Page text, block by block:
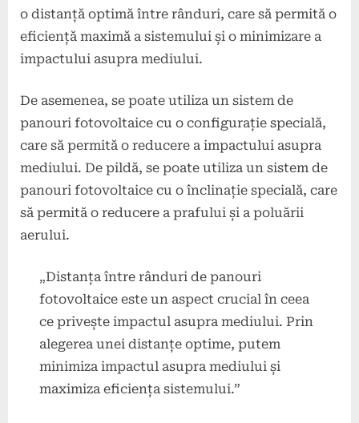
o distanță optimă între rânduri, care să permită o
eficiență maximă a sistemului și o minimizare a
impactului asupra mediului.
De asemenea, se poate utiliza un sistem de
panouri fotovoltaice cu o configurație specială,
care să permită o reducere a impactului asupra
mediului. De pildă, se poate utiliza un sistem de
panouri fotovoltaice cu o înclinație specială, care
să permită o reducere a prafului și a poluării
aerului.
„Distanța între rânduri de panouri
fotovoltaice este un aspect crucial în ceea
ce privește impactul asupra mediului. Prin
alegerea unei distanțe optime, putem
minimiza impactul asupra mediului și
maximiza eficiența sistemului.”